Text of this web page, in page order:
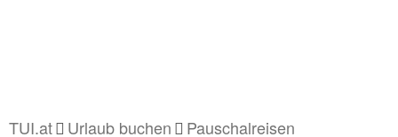
TUI.at Urlaub buchen
Pauschalreisen